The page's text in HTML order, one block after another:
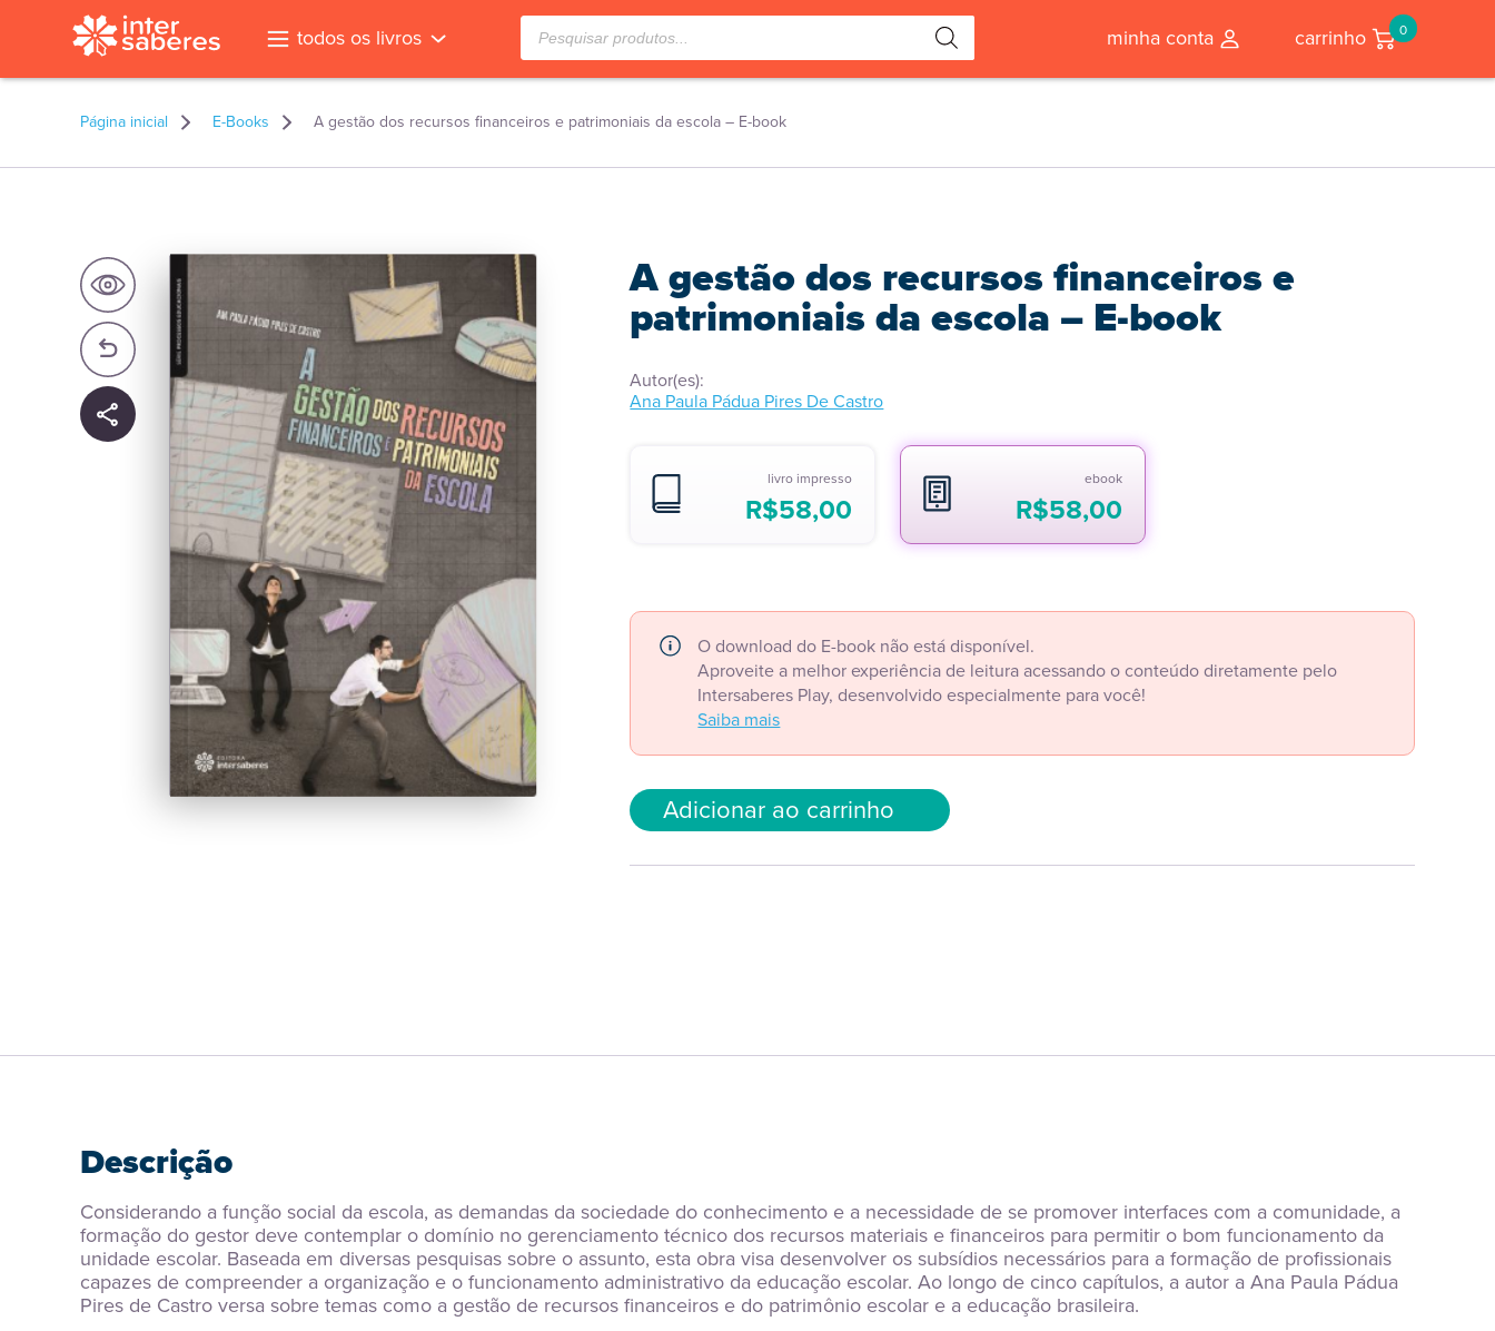
todos os livros Pesquisar
produtos minha conta carrinho 0
Página inicial E-Books A gestão dos recursos financeiros e patrimoniais da escola – E-book
A gestão dos recursos financeiros e
patrimoniais da escola – E-book
Autor(es):
Ana Paula Pádua Pires De Castro
livro impresso
R$58,00
ebook
R$58,00
O download do E-book não está disponível.
Aproveite a melhor experiência de leitura acessando o conteúdo diretamente pelo
Intersaberes Play, desenvolvido especialmente para você!
Saiba mais
Adicionar ao carrinho
Descrição
Considerando a função social da escola, as demandas da sociedade do conhecimento e a necessidade de se promover interfaces com a comunidade, a
formação do gestor deve contemplar o domínio no gerenciamento técnico dos recursos materiais e financeiros para permitir o bom funcionamento da
unidade escolar. Baseada em diversas pesquisas sobre o assunto, esta obra visa desenvolver os subsídios necessários para a formação de profissionais
capazes de compreender a organização e o funcionamento administrativo da educação escolar. Ao longo de cinco capítulos, a autor a Ana Paula Pádua
Pires de Castro versa sobre temas como a gestão de recursos financeiros e do patrimônio escolar e a educação brasileira.